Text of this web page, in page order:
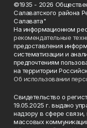
©1935 - 2026
Салаватского района
Салавата"
На информационном
рекомендательные
предоставления
систематизации и
предпочтениям
на территории
Об использовании
Свидетельство о
19.05.2025 г. выдано
надзору в сфере
массовых